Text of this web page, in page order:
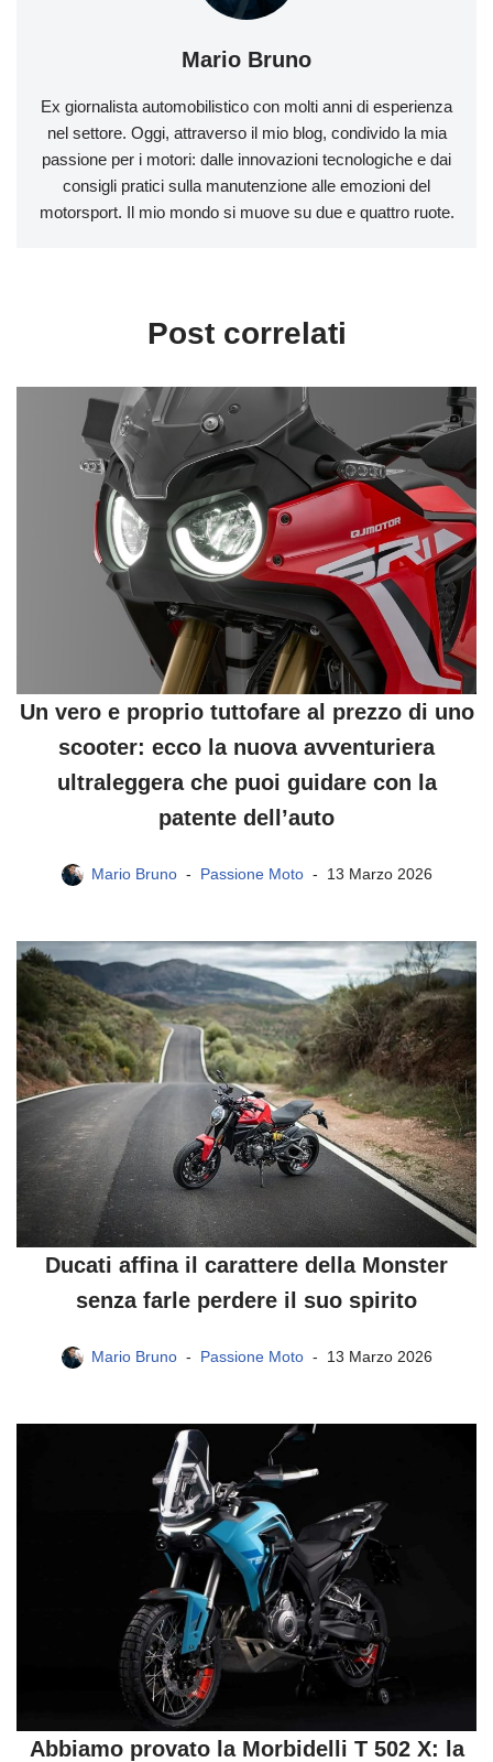
Mario Bruno
Ex giornalista automobilistico con molti anni di esperienza
nel settore. Oggi, attraverso il mio blog, condivido la mia
passione per i motori: dalle innovazioni tecnologiche e dai
consigli pratici sulla manutenzione alle emozioni del
motorsport. Il mio mondo si muove su due e quattro ruote.
Post correlati
Un vero e proprio tuttofare al prezzo di uno
scooter: ecco la nuova avventuriera
ultraleggera che puoi guidare con la
patente dell’auto
Mario Bruno Passione Moto 13 Marzo 2026
Ducati affina il carattere della Monster
senza farle perdere il suo spirito
Mario Bruno Passione Moto 13 Marzo 2026
Abbiamo provato la Morbidelli T 502 X: la